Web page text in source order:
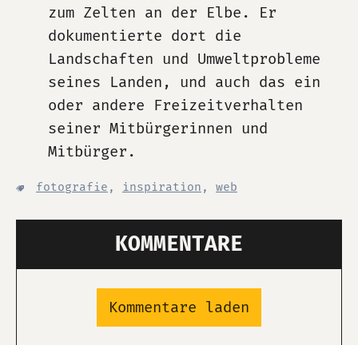
zum Zelten an der Elbe. Er
dokumentierte dort die
Landschaften und Umweltprobleme
seines Landen, und auch das ein
oder andere Freizeitverhalten
seiner Mitbürgerinnen und
Mitbürger.
fotografie , inspiration , web
KOMMENTARE
Kommentare laden